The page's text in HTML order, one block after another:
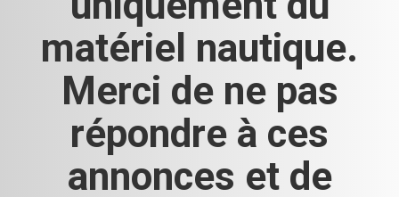
matériel nautique.
Merci de ne pas
répondre à ces
annonces et de